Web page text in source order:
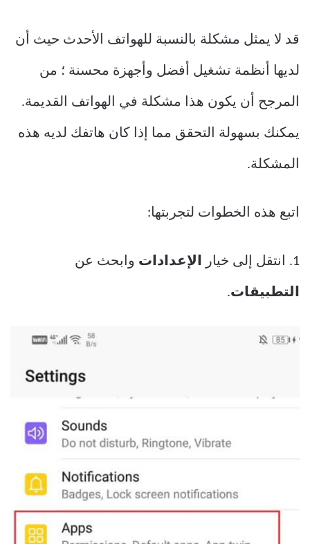
قد لا يمثل مشكلة بالنسبة للهواتف الأحدث حيث أن
لديها أنظمة تشغيل أفضل وأجهزة محسنة ؛ من
المرجح أن يكون هذا مشكلة في الهواتف القديمة.
يمكنك بسهولة التحقق مما إذا كان هاتفك لديه هذه
المشكلة.
اتبع هذه الخطوات لتجربتها:
1. انتقل إلى خيار الإعدادات وابحث عن
التطبيقات.